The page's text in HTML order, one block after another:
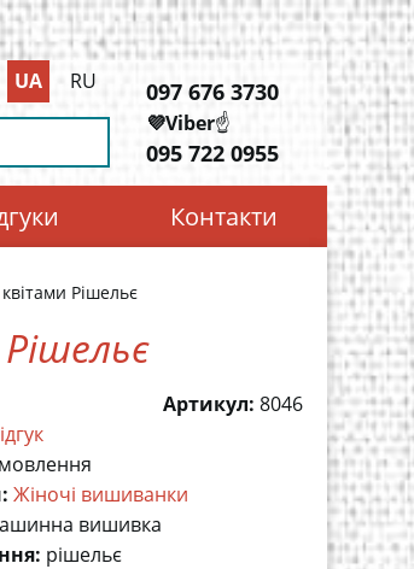
UA RU 097 676 3730
💜Viber☝️
095 722 0955
Контакти
Рішельє
Артикул: 8046
Жіночі вишиванки
вишивка
pішельє